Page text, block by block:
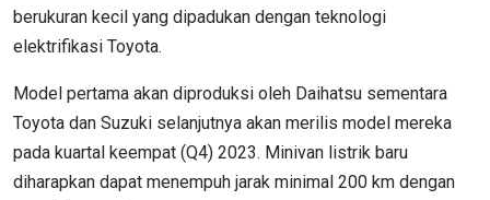
berukuran kecil yang dipadukan dengan teknologi
elektrifikasi Toyota.
Model pertama akan diproduksi oleh Daihatsu sementara
Toyota dan Suzuki selanjutnya akan merilis model mereka
pada kuartal keempat (Q4) 2023. Minivan listrik baru
diharapkan dapat menempuh jarak minimal 200 km dengan